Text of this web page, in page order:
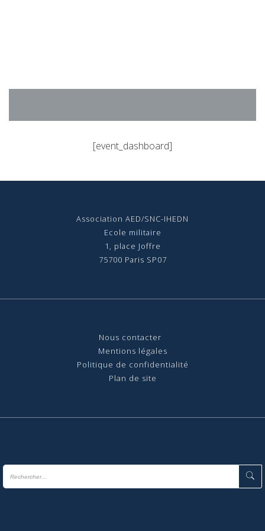
[event_dashboard]
Association AED/SNC-IHEDN
Ecole militaire
1, place Joffre
75700 Paris SP07
Nous contacter
Mentions légales
Politique de confidentialité
Plan de site